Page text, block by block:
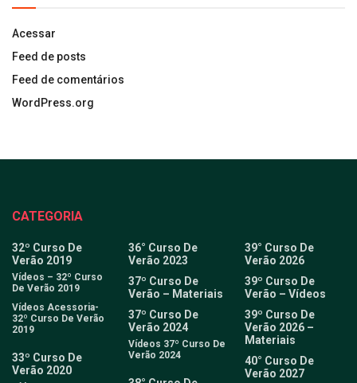
Acessar
Feed de posts
Feed de comentários
WordPress.org
CATEGORIA
32º Curso De
Verão 2019
Vídeos – 32º Curso
De Verão 2019
Vídeos Acessoria-
32º Curso De Verão
2019
33º Curso De
Verão 2020
36° Curso De
Verão 2023
37º Curso De
Verão – Materiais
37º Curso De
Verão 2024
Vídeos 37º Curso De
Verão 2024
39° Curso De
Verão 2026
39º Curso De
Verão – Vídeos
39º Curso De
Verão 2026 –
Materiais
40° Curso De
Verão 2027